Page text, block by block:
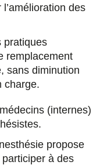
des
pratiques
remplacement
sans diminution
charge.
(internes)
propose
à des